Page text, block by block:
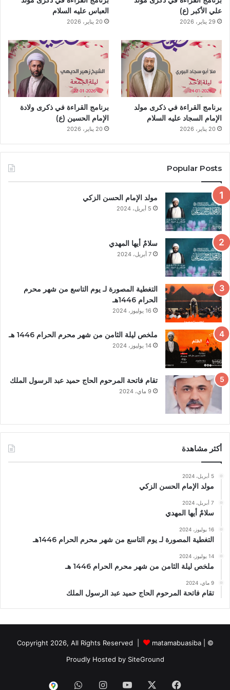
a
p
م
علي الأكبر (ع)
29 يناير، 2026
العباس عليه السلام
20 يناير، 2026
برنامج القراءة في ذكرى مولد
الإمام السجاد عليه السلام
20 يناير، 2026
برنامج القراءة في ذكرى ولادة
الإمام الحسين (ع)
20 يناير، 2026
Popular Posts
مولد الإمام الحسن الزكي
5 أبريل، 2024
سلامٌ أيها المهدي
7 أبريل، 2024
التغطية المصورة لـ يوم التاسع من شهر محرم
الحرام 1446هـ
16 يوليوز، 2024
ملخص ليلة الثامن من شهر محرم الحرام 1446 هـ
14 يوليوز، 2024
تقام فاتحة المرحوم الحاج حميد عبد الرسول الملك
9 ماي، 2024
أكثر مشاهدة
5 أبريل، 2024
مولد الإمام الحسن الزكي
7 أبريل، 2024
سلامٌ أيها المهدي
16 يوليوز، 2024
التغطية المصورة لـ يوم التاسع من شهر محرم الحرام 1446هـ
14 يوليوز، 2024
ملخص ليلة الثامن من شهر محرم الحرام 1446 هـ
9 ماي، 2024
تقام فاتحة المرحوم الحاج حميد عبد الرسول الملك
© Copyright 2026, All Rights Reserved |
matamabuasiba|
Proudly Hosted by SiteGround
Facebook
YouTube
Instagram
WhatsApp